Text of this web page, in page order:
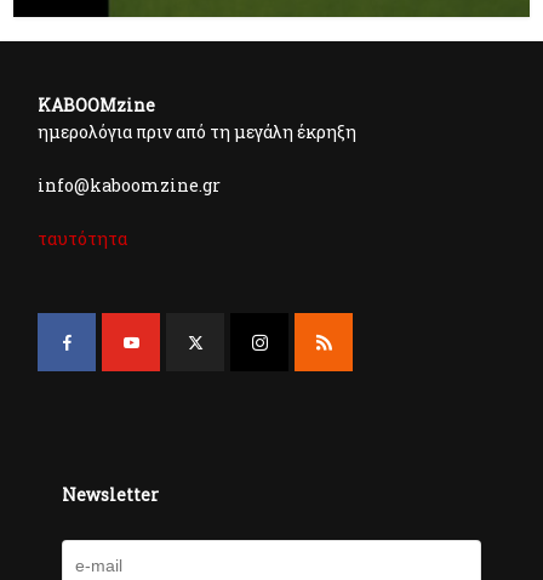
KABOOMzine
ημερολόγια πριν από τη μεγάλη έκρηξη
info@kaboomzine.gr
ταυτότητα
Newsletter